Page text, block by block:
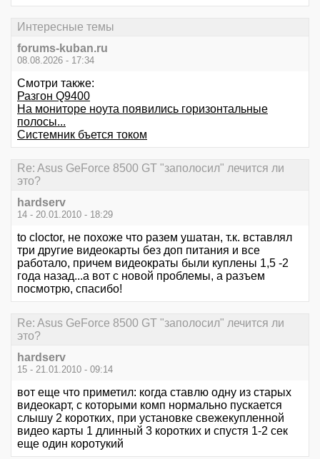
Интересные темы
forums-kuban.ru
08.08.2026 - 17:34
Смотри также:
Разгон Q9400
На мониторе ноута появились горизонтальные
полосы...
Системник бъется током
Re: Asus GeForce 8500 GT "заполосил" лечится ли
это?
hardserv
14 - 20.01.2010 - 18:29
to cloctor, не похоже что разем ушатан, т.к. вставлял
три другие видеокарты без доп питания и все
работало, причем видеократы были куплены 1,5 -2
года назад...а вот с новой проблемы, а разъем
посмотрю, спасибо!
Re: Asus GeForce 8500 GT "заполосил" лечится ли
это?
hardserv
15 - 21.01.2010 - 09:14
вот еще что приметил: когда ставлю одну из старых
видеокарт, с которыми комп нормально пускается
слышу 2 коротких, при установке свежекупленной
видео карты 1 длинный 3 коротких и спустя 1-2 сек
еще один коротукий